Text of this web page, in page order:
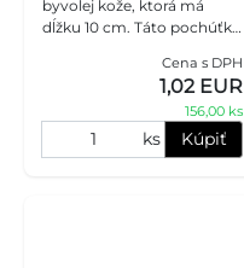
byvolej kože, ktorá má
dĺžku 10 cm. Táto pochúťka
prírodná a pomáha čistiť
zuby psíka. Ak máte do
Cena s DPH
1,02 EUR
156,00 ks
ks Kúpiť